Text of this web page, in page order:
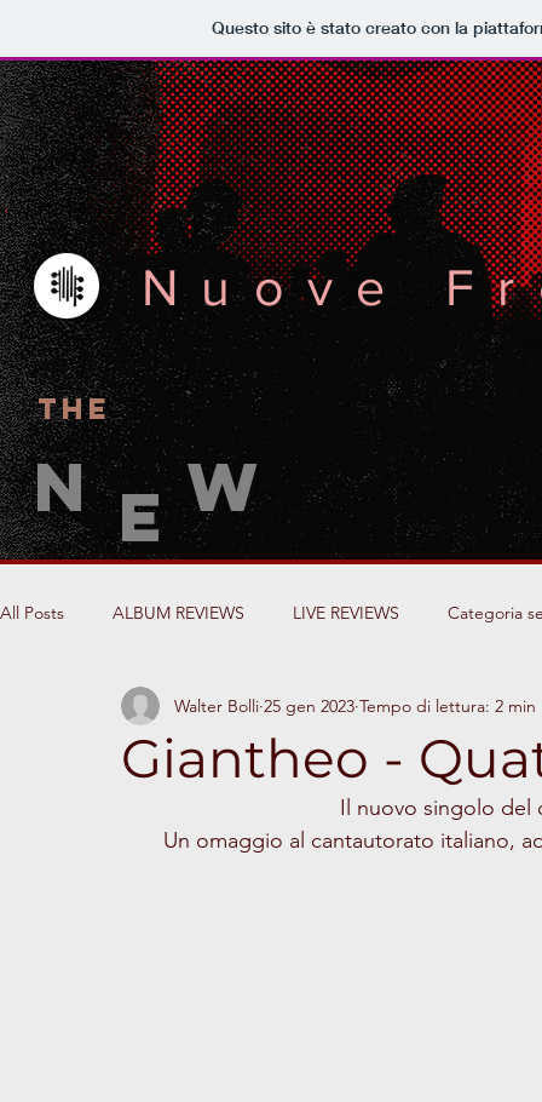
Questo sito è stato creato con la
All Posts ALBUM REVIEWS LIVE REVIEWS Categoria
Giantheo -
Walter Bolli 25 gen 2023 Tempo di lettura: 2 min
Il nuovo singolo
Un omaggio al cantautorato italiano,
Nuove
THE
N EW